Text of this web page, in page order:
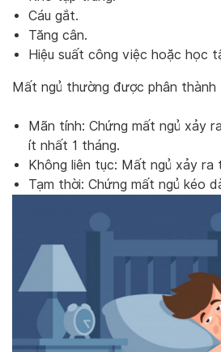
Cáu gắt.
Tăng cân.
Hiệu suất công việc hoặc học
Mất ngủ thường được phân thành
Mãn tính: Chứng mất ngủ xảy
ít nhất 1 tháng.
Không liên tục: Mất ngủ xảy ra
Tạm thời: Chứng mất ngủ kéo